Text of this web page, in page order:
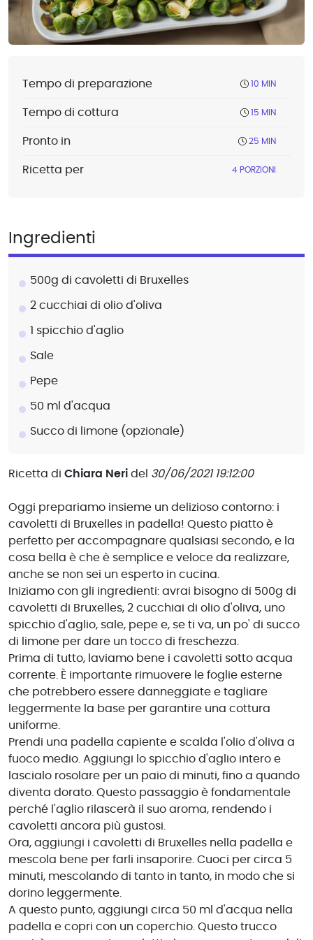
Tempo di preparazione 10 MIN
Tempo di cottura 15 MIN
Pronto in 25 MIN
Ricetta per 4 PORZIONI
Ricetta di Chiara Neri del 30/06/2021 19:12:00
Oggi prepariamo insieme un delizioso contorno: i
cavoletti di Bruxelles in padella! Questo piatto è
perfetto per accompagnare qualsiasi secondo, e la
cosa bella è che è semplice e veloce da realizzare,
anche se non sei un esperto in cucina.
Iniziamo con gli ingredienti: avrai bisogno di 500g di
cavoletti di Bruxelles, 2 cucchiai di olio d'oliva, uno
spicchio d'aglio, sale, pepe e, se ti va, un po' di succo
di limone per dare un tocco di freschezza.
Prima di tutto, laviamo bene i cavoletti sotto acqua
corrente. È importante rimuovere le foglie esterne
che potrebbero essere danneggiate e tagliare
leggermente la base per garantire una cottura
uniforme.
Prendi una padella capiente e scalda l'olio d'oliva a
fuoco medio. Aggiungi lo spicchio d'aglio intero e
lascialo rosolare per un paio di minuti, fino a quando
diventa dorato. Questo passaggio è fondamentale
perché l'aglio rilascerà il suo aroma, rendendo i
cavoletti ancora più gustosi.
Ora, aggiungi i cavoletti di Bruxelles nella padella e
mescola bene per farli insaporire. Cuoci per circa 5
minuti, mescolando di tanto in tanto, in modo che si
dorino leggermente.
A questo punto, aggiungi circa 50 ml d'acqua nella
padella e copri con un coperchio. Questo trucco
Ingredienti
500g di cavoletti di Bruxelles
2 cucchiai di olio d'oliva
1 spicchio d'aglio
Sale
Pepe
50 ml d'acqua
Succo di limone (opzionale)